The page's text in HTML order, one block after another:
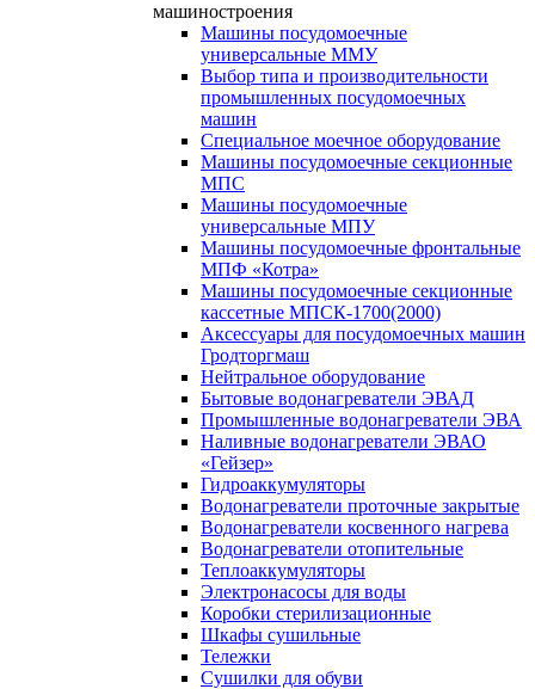
машиностроения
Машины посудомоечные
универсальные ММУ
Выбор типа и производительности
промышленных посудомоечных
машин
Специальное моечное оборудование
Машины посудомоечные секционные
МПС
Машины посудомоечные
универсальные МПУ
Машины посудомоечные фронтальные
МПФ «Котра»
Машины посудомоечные секционные
кассетные МПСК-1700(2000)
Аксессуары для посудомоечных машин
Гродторгмаш
Нейтральное оборудование
Бытовые водонагреватели ЭВАД
Промышленные водонагреватели ЭВА
Наливные водонагреватели ЭВАО
«Гейзер»
Гидроаккумуляторы
Водонагреватели проточные закрытые
Водонагреватели косвенного нагрева
Водонагреватели отопительные
Теплоаккумуляторы
Электронасосы для воды
Коробки стерилизационные
Шкафы сушильные
Тележки
Сушилки для обуви